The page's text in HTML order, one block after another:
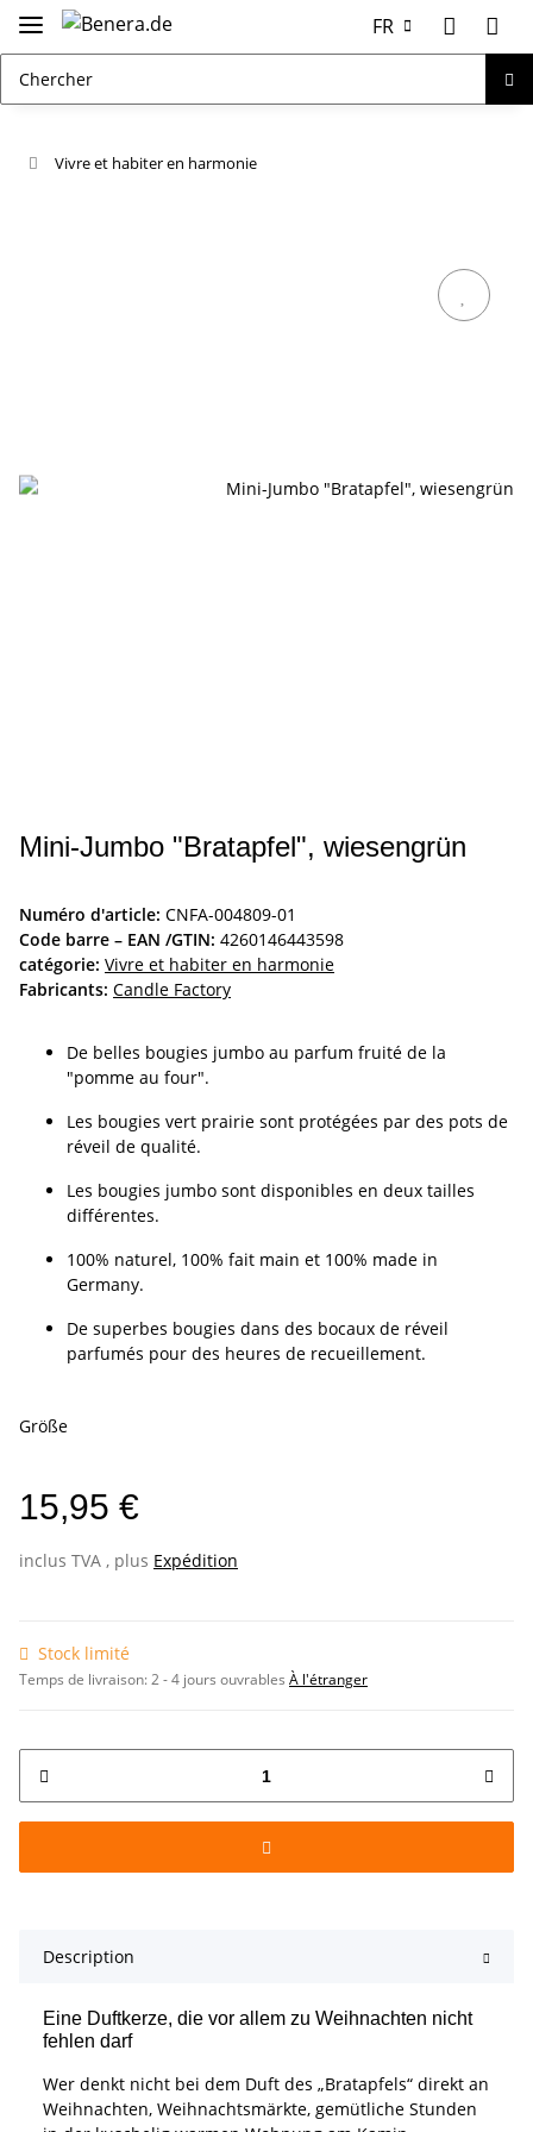
FR
Vivre et habiter en harmonie
Mini-Jumbo "Bratapfel", wiesengrün
Numéro d'article: CNFA-004809-01
Code barre – EAN /GTIN: 4260146443598
catégorie: Vivre et habiter en harmonie
Fabricants: Candle Factory
De belles bougies jumbo au parfum fruité de la
"pomme au four".
Les bougies vert prairie sont protégées par des pots de
réveil de qualité.
Les bougies jumbo sont disponibles en deux tailles
différentes.
100% naturel, 100% fait main et 100% made in
Germany.
De superbes bougies dans des bocaux de réveil
parfumés pour des heures de recueillement.
Größe
15,95 €
inclus TVA , plus Expédition
Stock limité
Temps de livraison:2 - 4 jours ouvrables À l'étranger
Description
Eine Duftkerze, die vor allem zu Weihnachten nicht
fehlen darf
Wer denkt nicht bei dem Duft des „Bratapfels“ direkt an
Weihnachten, Weihnachtsmärkte, gemütliche Stunden